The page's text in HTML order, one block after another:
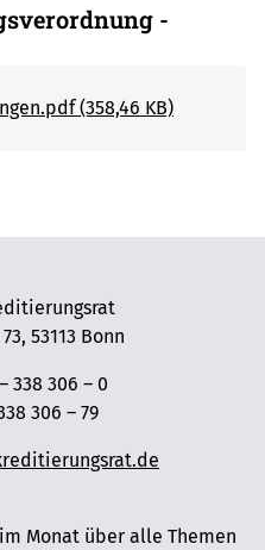
-
(358,46 KB)
53113 Bonn
338 306 – 0
306 – 79
Monat über alle Themen